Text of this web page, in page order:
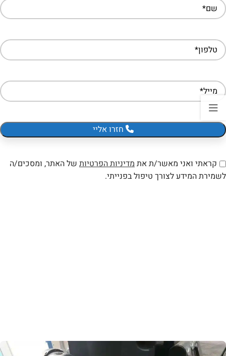
חזרו אליי
קראתי ואני מאשר/ת אתמדיניות הפרטיות של האתר, ומסכים/ה
לשמירת המידע לצורך טיפול בפנייתי.